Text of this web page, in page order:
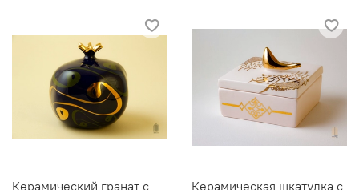
Керамический гранат с
Керамическая шкатулка с